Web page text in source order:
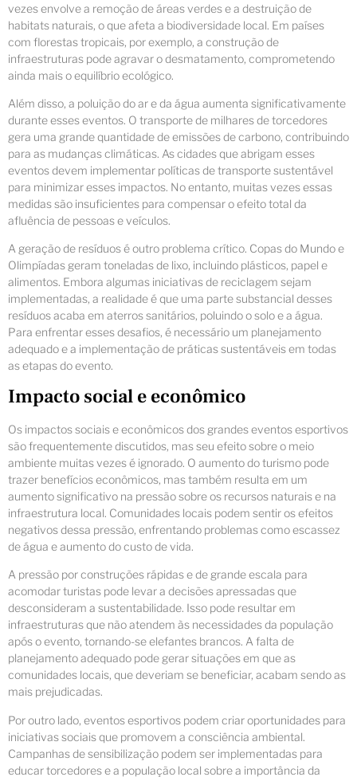
vezes envolve a remoção de áreas verdes e a destruição de
habitats naturais, o que afeta a biodiversidade local. Em países
com florestas tropicais, por exemplo, a construção de
infraestruturas pode agravar o desmatamento, comprometendo
ainda mais o equilíbrio ecológico.
Além disso, a poluição do ar e da água aumenta significativamente
durante esses eventos. O transporte de milhares de torcedores
gera uma grande quantidade de emissões de carbono, contribuindo
para as mudanças climáticas. As cidades que abrigam esses
eventos devem implementar políticas de transporte sustentável
para minimizar esses impactos. No entanto, muitas vezes essas
medidas são insuficientes para compensar o efeito total da
afluência de pessoas e veículos.
A geração de resíduos é outro problema crítico. Copas do Mundo e
Olimpíadas geram toneladas de lixo, incluindo plásticos, papel e
alimentos. Embora algumas iniciativas de reciclagem sejam
implementadas, a realidade é que uma parte substancial desses
resíduos acaba em aterros sanitários, poluindo o solo e a água.
Para enfrentar esses desafios, é necessário um planejamento
adequado e a implementação de práticas sustentáveis em todas
as etapas do evento.
Impacto social e econômico
Os impactos sociais e econômicos dos grandes eventos esportivos
são frequentemente discutidos, mas seu efeito sobre o meio
ambiente muitas vezes é ignorado. O aumento do turismo pode
trazer benefícios econômicos, mas também resulta em um
aumento significativo na pressão sobre os recursos naturais e na
infraestrutura local. Comunidades locais podem sentir os efeitos
negativos dessa pressão, enfrentando problemas como escassez
de água e aumento do custo de vida.
A pressão por construções rápidas e de grande escala para
acomodar turistas pode levar a decisões apressadas que
desconsideram a sustentabilidade. Isso pode resultar em
infraestruturas que não atendem às necessidades da população
após o evento, tornando-se elefantes brancos. A falta de
planejamento adequado pode gerar situações em que as
comunidades locais, que deveriam se beneficiar, acabam sendo as
mais prejudicadas.
Por outro lado, eventos esportivos podem criar oportunidades para
iniciativas sociais que promovem a consciência ambiental.
Campanhas de sensibilização podem ser implementadas para
educar torcedores e a população local sobre a importância da